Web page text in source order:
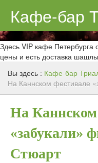
Кафе-бар
О нас
Меню
Контакты
Здесь VIP кафе
цены и есть доставка
Вы здесь : Кафе-бар
На Каннском фестивале
На Каннском
«забукали»
Стюарт